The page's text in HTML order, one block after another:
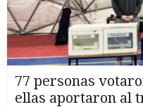
77 personas
ellas aportaron al